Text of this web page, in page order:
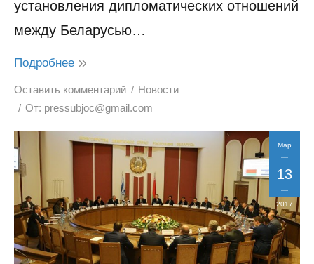
установления дипломатических отношений
между Беларусью…
Подробнее
Оставить комментарий
Новости
От: pressubjoc@gmail.com
Мар
13
2017